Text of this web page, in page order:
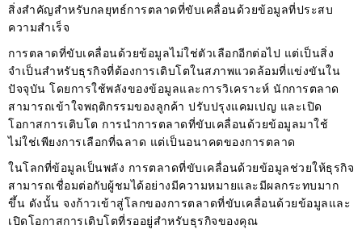
สิ่งสำคัญสำหรับกลยุทธ์การตลาดที่ขับเคลื่อนด้วยข้อมูลที่ประสบ
ความสำเร็จ
การตลาดที่ขับเคลื่อนด้วยข้อมูลไม่ใช่ตัวเลือกอีกต่อไป แต่เป็นสิ่ง
จำเป็นสำหรับธุรกิจที่ต้องการเติบโตในสภาพแวดล้อมที่แข่งขันใน
ปัจจุบัน โดยการใช้พลังของข้อมูลและการวิเคราะห์ นักการตลาด
สามารถเข้าใจพฤติกรรมของลูกค้า ปรับปรุงแคมเปญ และเปิด
โอกาสการเติบโต การนำการตลาดที่ขับเคลื่อนด้วยข้อมูลมาใช้
ไม่ใช่เพียงการเลือกที่ฉลาด แต่เป็นอนาคตของการตลาด
ในโลกที่ข้อมูลเป็นพลัง การตลาดที่ขับเคลื่อนด้วยข้อมูลช่วยให้ธุรกิจ
สามารถเชื่อมต่อกับผู้ชมได้อย่างมีความหมายและมีผลกระทบมาก
ขึ้น ดังนั้น จงก้าวเข้าสู่โลกของการตลาดที่ขับเคลื่อนด้วยข้อมูลและ
เปิดโอกาสการเติบโตที่รออยู่สำหรับธุรกิจของคุณ